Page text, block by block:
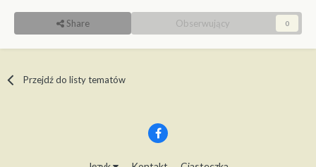
Share Obserwujący 0
Przejdź do listy tematów